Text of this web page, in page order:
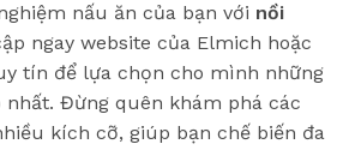
nấu ăn của bạn với nồi
ngay website của Elmich hoặc
tín để lựa chọn cho mình những
Đừng quên khám phá các
kích cỡ, giúp bạn chế biến đa